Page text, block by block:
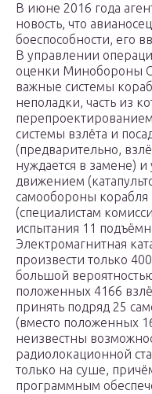
В июне 2016 года
новость, что
боеспособности, его
В управлении
оценки Минобороны
важные системы
неполадки, часть из
системы взлёта и
(предварительно,
нуждается в замене)
движением
самообороны
(специалистам
испытания 11
Электромагнитная
произвести только
большой
положенных 4166
принять подряд 25
(вместо положенных
неизвестны
радиолокационной
только на суше,
программным